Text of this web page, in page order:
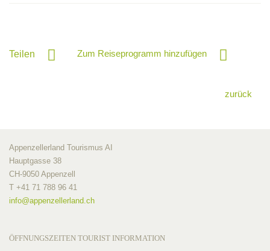
Teilen Zum Reiseprogramm hinzufügen
zurück
Appenzellerland Tourismus AI
Hauptgasse 38
CH-9050 Appenzell
T +41 71 788 96 41
info@appenzellerland.ch
ÖFFNUNGSZEITEN TOURIST INFORMATION